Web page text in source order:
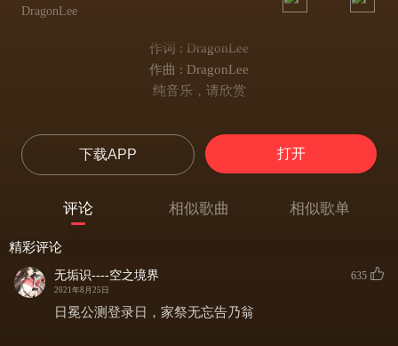
DragonLee
作词 : DragonLee
作曲 : DragonLee
纯音乐，请欣赏
下载APP 打开
评论 相似歌曲 相似歌单
精彩评论
无垢识----空之境界
2021年8月25日
635
日冕公测登录日，家祭无忘告乃翁